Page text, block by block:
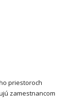
priestoroch
zamestnancom